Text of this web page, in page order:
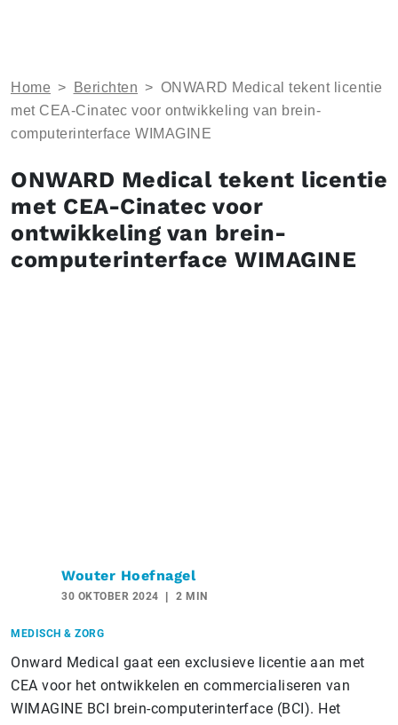
Home > Berichten > ONWARD Medical tekent licentie
met CEA-Cinatec voor ontwikkeling van brein-
computerinterface WIMAGINE
ONWARD Medical tekent licentie
met CEA-Cinatec voor
ontwikkeling van brein-
computerinterface WIMAGINE
Wouter Hoefnagel
30 OKTOBER 2024 2 MIN
MEDISCH & ZORG
Onward Medical gaat een exclusieve licentie aan met
CEA voor het ontwikkelen en commercialiseren van
WIMAGINE BCI brein-computerinterface (BCI). Het